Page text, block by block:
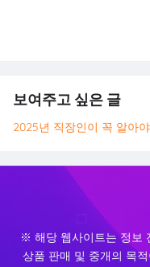
보여주고 싶은 글
2025년 직장인이 꼭 알아
※ 해당 웹사이트는 정보
상품 판매 및 중개의 목